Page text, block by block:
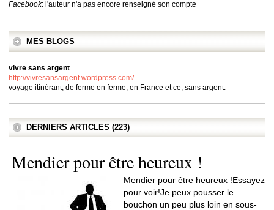
Facebook: l'auteur n'a pas encore renseigné son compte
MES BLOGS
vivre sans argent
http://vivresansargent.wordpress.com/
voyage itinérant, de ferme en ferme, en France et ce, sans argent.
DERNIERS ARTICLES (223)
Mendier pour être heureux !
Mendier pour être heureux !Essayez
pour voir!Je peux pousser le
bouchon un peu plus loin en sous-